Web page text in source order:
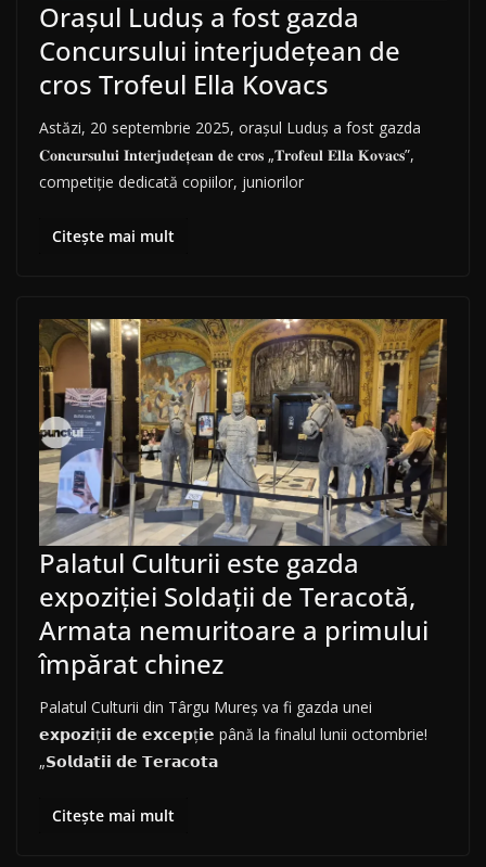
Orașul Luduș a fost gazda
Concursului interjudețean de
cros Trofeul Ella Kovacs
Astăzi, 20 septembrie 2025, orașul Luduș a fost gazda
𝐂𝐨𝐧𝐜𝐮𝐫𝐬𝐮𝐥𝐮𝐢 𝐈𝐧𝐭𝐞𝐫𝐣𝐮𝐝𝐞𝐭̦𝐞𝐚𝐧 𝐝𝐞 𝐜𝐫𝐨𝐬 „𝐓𝐫𝐨𝐟𝐞𝐮𝐥 𝐄𝐥𝐥𝐚 𝐊𝐨𝐯𝐚𝐜𝐬”,
competiție dedicată copiilor, juniorilor
Citește mai mult
Palatul Culturii este gazda
expoziției Soldații de Teracotă,
Armata nemuritoare a primului
împărat chinez
Palatul Culturii din Târgu Mureș va fi gazda unei
𝗲𝘅𝗽𝗼𝘇𝗶ț𝗶𝗶 𝗱𝗲 𝗲𝘅𝗰𝗲𝗽ț𝗶𝗲 până la finalul lunii octombrie!
„𝗦𝗼𝗹𝗱𝗮𝘁𝗶𝗶 𝗱𝗲 𝗧𝗲𝗿𝗮𝗰𝗼𝘁𝗮
Citește mai mult